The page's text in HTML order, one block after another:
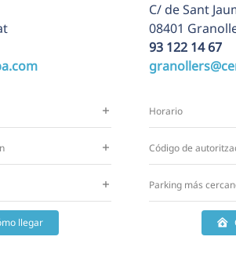
llegar
C/ de Sant
08401
93 122 14 67
Horario
Código de
Parking más